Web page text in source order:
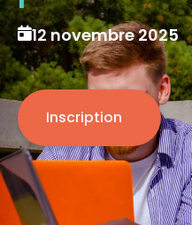
12 novembre 2025
Inscription